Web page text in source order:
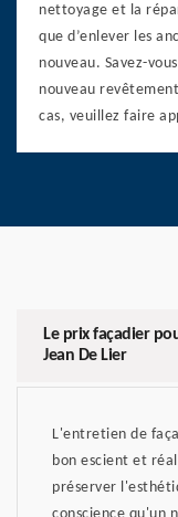
nettoyage et la
que d’enlever les
nouveau. Savez-
nouveau
cas, veuillez faire
Le prix façadier
Jean De Lier
L'entretien de
bon escient et
préserver